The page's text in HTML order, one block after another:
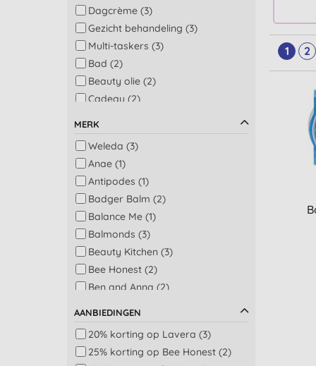
1 2
Dagcrème (3)
Gezicht behandeling (3)
Multi-taskers (3)
Bad (2)
Beauty olie (2)
Cadeau (2)
Gezicht balsems (2)
Lichaam scrub (2)
Lippenbalsem (2)
Man lichaamsverzorging (2)
Nagels (2)
Accessoires (1)
Baardolie (1)
Badkamer (1)
Cadeauset (1)
Deodorants (1)
Gespecialiseerde producten (1)
Gezicht masker (1)
Gezicht reiniging (1)
MERK
Weleda (3)
Anae (1)
Antipodes (1)
Badger Balm (2)
Balance Me (1)
Balmonds (3)
Beauty Kitchen (3)
Bee Honest (2)
Ben and Anna (2)
Cleaning Block (2)
Delphis Eco (1)
AANBIEDINGEN
20% korting op Lavera (3)
25% korting op Bee Honest (2)